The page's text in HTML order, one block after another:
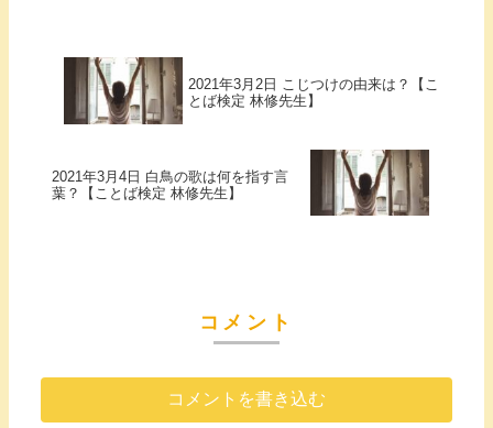
2021年3月2日 こじつけの由来は？【こ
とば検定 林修先生】
2021年3月4日 白鳥の歌は何を指す言
葉？【ことば検定 林修先生】
コメント
コメントを書き込む